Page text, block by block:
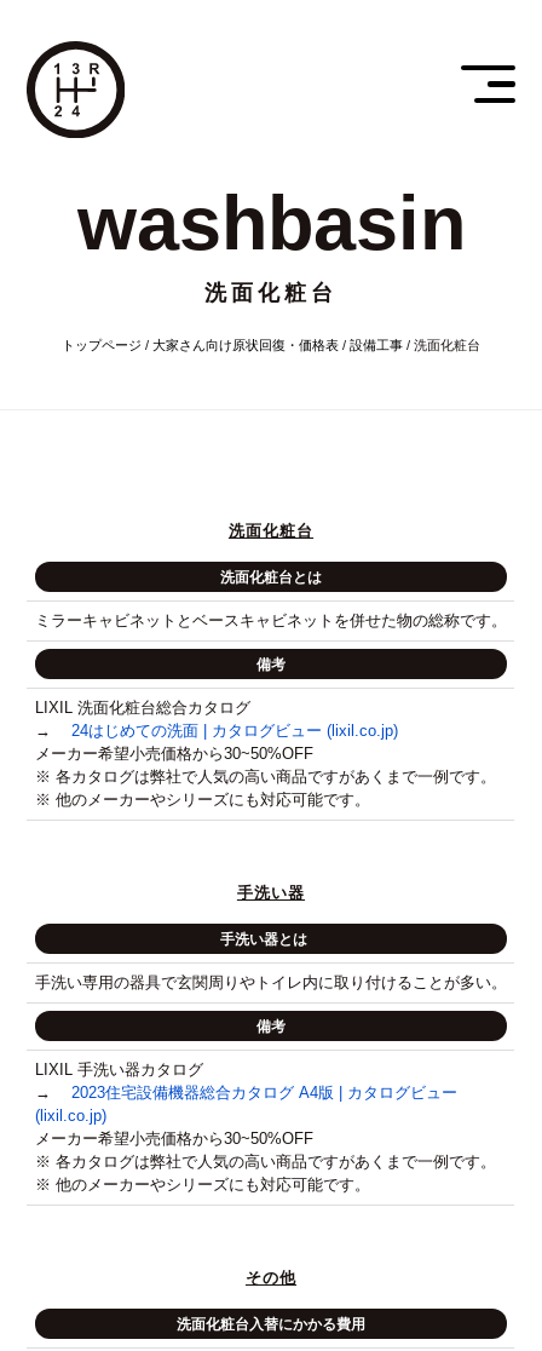
washbasin
洗面化粧台
トップページ / 大家さん向け原状回復・価格表 / 設備工事 / 洗面化粧台
洗面化粧台
洗面化粧台とは
ミラーキャビネットとベースキャビネットを併せた物の総称です。
備考
LIXIL 洗面化粧台総合カタログ
→
24はじめての洗面 | カタログビュー (lixil.co.jp)
メーカー希望小売価格から30~50%OFF
※ 各カタログは弊社で人気の高い商品ですがあくまで一例です。
※ 他のメーカーやシリーズにも対応可能です。
手洗い器
手洗い器とは
手洗い専用の器具で玄関周りやトイレ内に取り付けることが多い。
備考
LIXIL 手洗い器カタログ
→
2023住宅設備機器総合カタログ A4版 | カタログビュー
(lixil.co.jp)
メーカー希望小売価格から30~50%OFF
※ 各カタログは弊社で人気の高い商品ですがあくまで一例です。
※ 他のメーカーやシリーズにも対応可能です。
その他
洗面化粧台入替にかかる費用